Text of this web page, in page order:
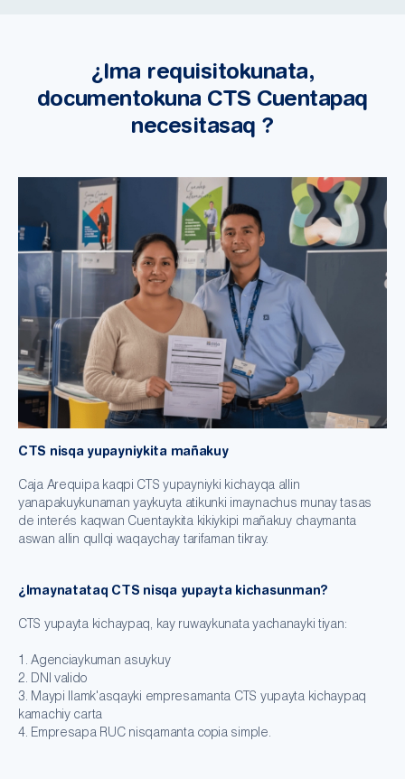
¿Ima requisitokunata,
documentokuna CTS Cuentapaq
necesitasaq ?
CTS nisqa yupayniykita mañakuy
Caja Arequipa kaqpi CTS yupayniyki kichayqa allin
yanapakuykunaman yaykuyta atikunki imaynachus munay tasas
de interés kaqwan Cuentaykita kikiykipi mañakuy chaymanta
aswan allin qullqi waqaychay tarifaman tikray.
¿Imaynatataq CTS nisqa yupayta kichasunman?
CTS yupayta kichaypaq, kay ruwaykunata yachanayki tiyan:
1. Agenciaykuman asuykuy
2. DNI valido
3. Maypi llamk'asqayki empresamanta CTS yupayta kichaypaq
kamachiy carta
4. Empresapa RUC nisqamanta copia simple.